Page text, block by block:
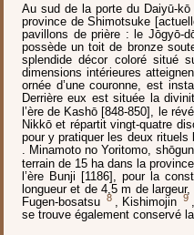
Au sud de la porte du Daiyū-kō
province de Shimotsuke
pavillons de prière : le Jōgyō-
possède un toit de bronze
splendide décor coloré situé
dimensions intérieures
ornée d’une couronne, est
Derrière eux est située la
l’ère de Kashō [848-850], le
Nikkō et répartit vingt-quatre
pour y pratiquer les deux rituels
. Minamoto no Yoritomo,
terrain de 15 ha dans la
l’ère Bunji [1186], pour la
longueur et de 4,5 m de
Fugen-bosatsu 8 , Kishimojin 9
se trouve également conservé